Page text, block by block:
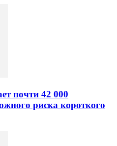
почти 42 000
риска короткого